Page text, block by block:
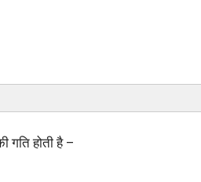
गति होती है –